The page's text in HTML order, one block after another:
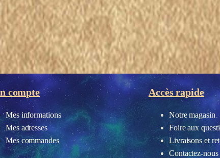
des cookies
compte
Mes informations
Mes adresses
Mes commandes
Accès rapide
Notre magasin
Foire aux
Livraisons et
Contactez-nous